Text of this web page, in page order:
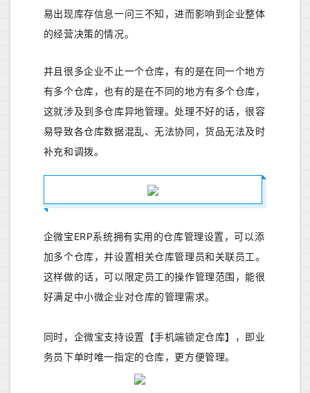
易出现库存信息一问三不知，进而影响到企业整体
的经营决策的情况。
并且很多企业不止一个仓库，有的是在同一个地方
有多个仓库，也有的是在不同的地方有多个仓库，
这就涉及到多仓库异地管理。处理不好的话，很容
易导致各仓库数据混乱、无法协同，货品无法及时
补充和调拨。
企微宝ERP系统拥有实用的仓库管理设置，可以添
加多个仓库，并设置相关仓库管理员和关联员工。
这样做的话，可以限定员工的操作管理范围，能很
好满足中小微企业对仓库的管理需求。
同时，企微宝支持设置【手机端锁定仓库】，即业
务员下单时唯一指定的仓库，更方便管理。